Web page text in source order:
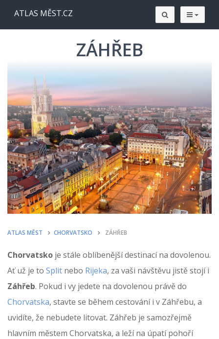
ATLAS MĚST.CZ
ZÁHŘEB
ATLAS MĚST CHORVATSKO ZÁHŘEB
Chorvatsko je stále oblíbenější destinací na dovolenou.
Ať už je to Split nebo Rijeka, za vaši návštěvu jistě stojí i
Záhřeb. Pokud i vy jedete na dovolenou právě do
Chorvatska, stavte se během cestování i v Záhřebu, a
uvidíte, že nebudete litovat. Záhřeb je samozřejmě
hlavním městem Chorvatska, a leží na úpatí pohoří